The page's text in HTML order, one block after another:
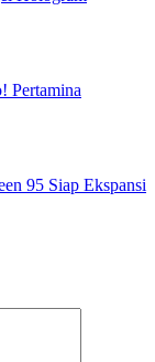
Pertamina
95 Siap Ekspansi